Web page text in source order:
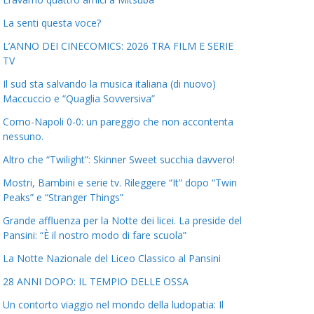
La senti questa voce?
L’ANNO DEI CINECOMICS: 2026 TRA FILM E SERIE
TV
Il sud sta salvando la musica italiana (di nuovo)
Maccuccio e “Quaglia Sovversiva”
Como-Napoli 0-0: un pareggio che non accontenta
nessuno.
Altro che “Twilight”: Skinner Sweet succhia davvero!
Mostri, Bambini e serie tv. Rileggere “It” dopo “Twin
Peaks” e “Stranger Things”
Grande affluenza per la Notte dei licei. La preside del
Pansini: “È il nostro modo di fare scuola”
La Notte Nazionale del Liceo Classico al Pansini
28 ANNI DOPO: IL TEMPIO DELLE OSSA
Un contorto viaggio nel mondo della ludopatia: Il